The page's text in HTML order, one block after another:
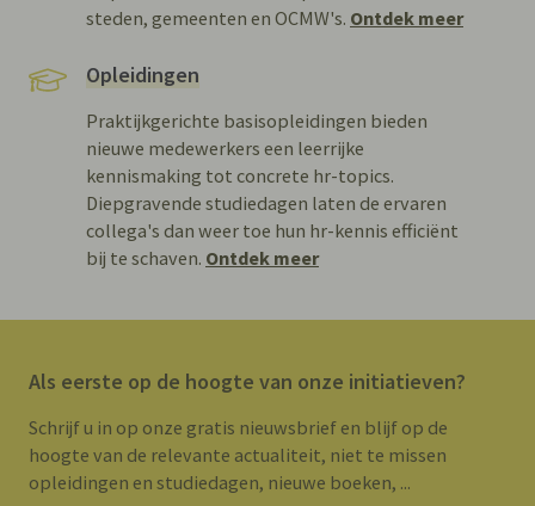
steden, gemeenten en OCMW's. Ontdek meer
Opleidingen
Praktijkgerichte basisopleidingen bieden
nieuwe medewerkers een leerrijke
kennismaking tot concrete hr-topics.
Diepgravende studiedagen laten de ervaren
collega's dan weer toe hun hr-kennis efficiënt
bij te schaven. Ontdek meer
Als eerste op de hoogte van onze initiatieven?
Schrijf u in op onze gratis nieuwsbrief en blijf op de
hoogte van de relevante actualiteit, niet te missen
opleidingen en studiedagen, nieuwe boeken, ...